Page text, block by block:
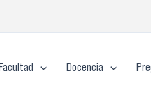
Docencia